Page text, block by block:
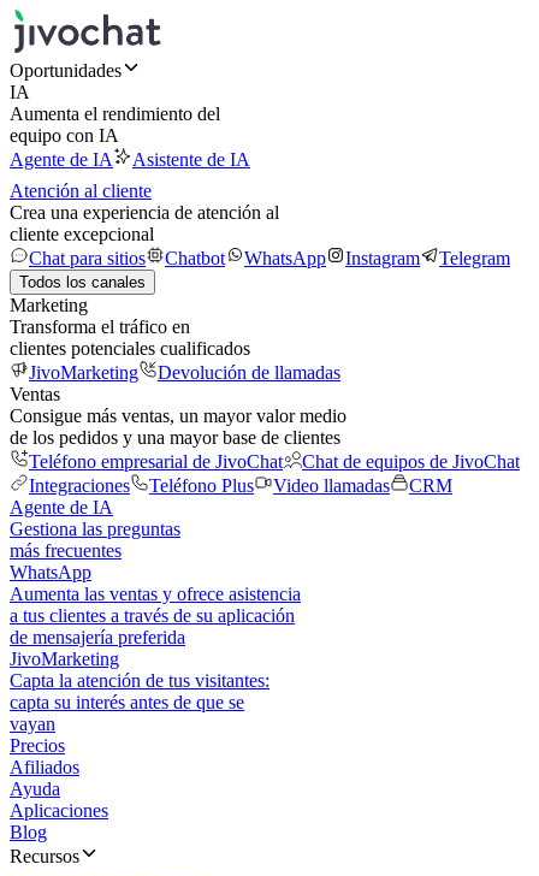
Oportunidades
IA
Aumenta el rendimiento del
equipo con IA
Agente de IA
Asistente de IA
Atención al cliente
Crea una experiencia de atención al
cliente excepcional
Chat para sitios
Chatbot WhatsApp Instagram Telegram
Todos los canales
Marketing
Transforma el tráfico en
clientes potenciales cualificados
JivoMarketing
Devolución de llamadas
Ventas
Consigue más ventas, un mayor valor medio
de los pedidos y una mayor base de clientes
Teléfono empresarial de JivoChat
Chat de equipos de JivoChat
Integraciones
Teléfono Plus Video llamadas
CRM
Agente de IA
Gestiona las preguntas
más frecuentes
WhatsApp
Aumenta las ventas y ofrece asistencia
a tus clientes a través de su aplicación
de mensajería preferida
JivoMarketing
Capta la atención de tus visitantes:
capta su interés antes de que se
vayan
Precios
Afiliados
Ayuda
Aplicaciones
Blog
Recursos